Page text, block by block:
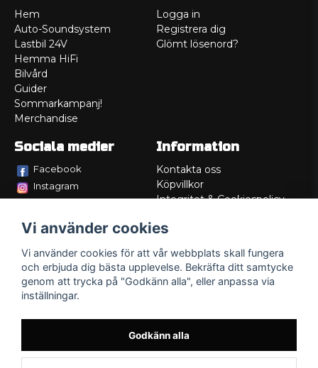
Hem
Auto-Soundsystem
Lastbil 24V
Hemma HiFi
Bilvård
Guider
Sommarkampanj!
Merchandise
Logga in
Registrera dig
Glömt lösenord?
Sociala medier
Facebook
Instagram
Information
Kontakta oss
Köpvillkor
Integritet & Cookiespolicy
Service/Garanti
Lådritning
Om oss
Vi använder cookies
Vi använder cookies för att vår webbplats skall fungera
och erbjuda dig bästa upplevelse. Bekräfta ditt samtycke
genom att trycka på "Godkänn alla", eller anpassa via
inställningar.
Godkänn alla